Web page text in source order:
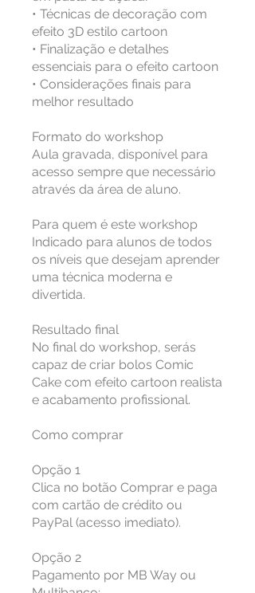
• Técnicas de decoração com
efeito 3D estilo cartoon
• Finalização e detalhes
essenciais para o efeito cartoon
• Considerações finais para
melhor resultado
Formato do workshop
Aula gravada, disponível para
acesso sempre que necessário
através da área de aluno.
Para quem é este workshop
Indicado para alunos de todos
os níveis que desejam aprender
uma técnica moderna e
divertida.
Resultado final
No final do workshop, serás
capaz de criar bolos Comic
Cake com efeito cartoon realista
e acabamento profissional.
Como comprar
Opção 1
Clica no botão Comprar e paga
com cartão de crédito ou
PayPal (acesso imediato).
Opção 2
Pagamento por MB Way ou